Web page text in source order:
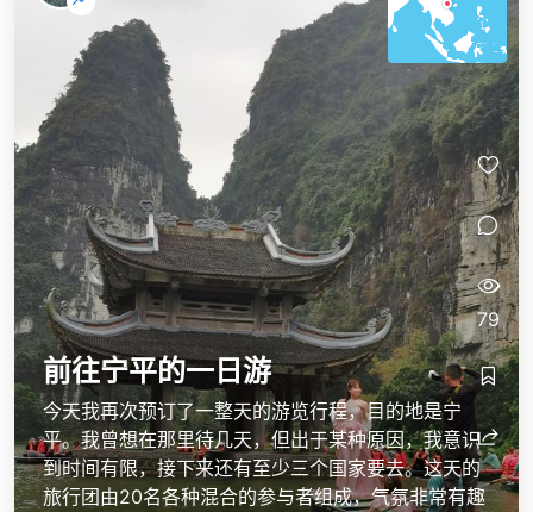
前往宁平的一日游
今天我再次预订了一整天的游览行程，目的地是宁
平。我曾想在那里待几天，但出于某种原因，我意识
到时间有限，接下来还有至少三个国家要去。这天的
旅行团由20名各种混合的参与者组成，气氛非常有趣
79